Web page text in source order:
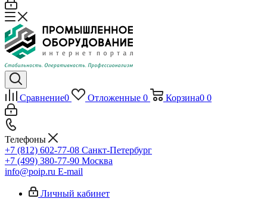
Сравнение0 Отложенные 0 Корзина0 0
Телефоны
+7 (812) 602-77-08 Санкт-Петербург
+7 (499) 380-77-90 Москва
info@poip.ru E-mail
Личный кабинет